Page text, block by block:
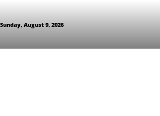
Sunday, August 9, 2026